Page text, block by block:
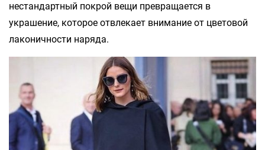
нестандартный покрой вещи превращается в
украшение, которое отвлекает внимание от цветовой
лаконичности наряда.